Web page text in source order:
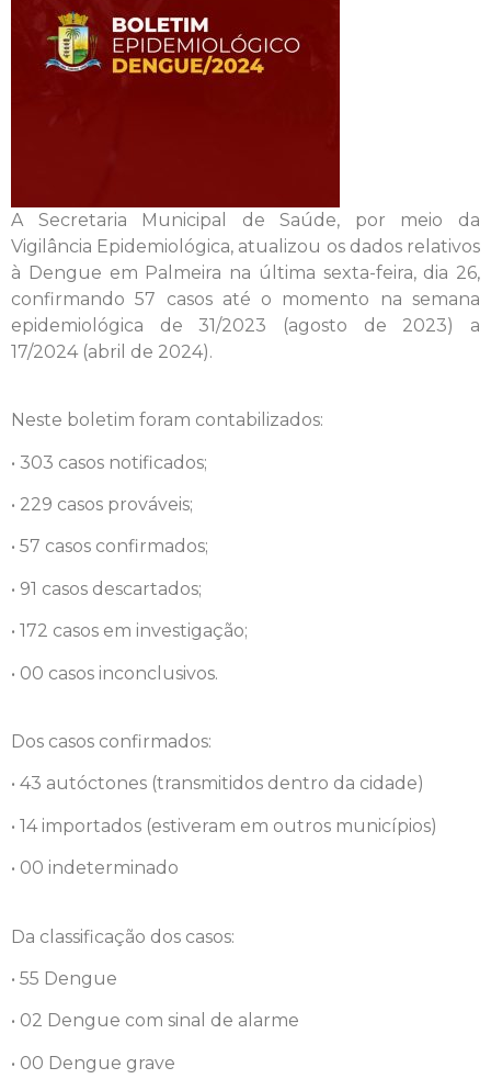
A Secretaria Municipal de Saúde, por meio da
Vigilância Epidemiológica, atualizou os dados relativos
à Dengue em Palmeira na última sexta-feira, dia 26,
confirmando 57 casos até o momento na semana
epidemiológica de 31/2023 (agosto de 2023) a
17/2024 (abril de 2024).
Neste boletim foram contabilizados:
• 303 casos notificados;
• 229 casos prováveis;
• 57 casos confirmados;
• 91 casos descartados;
• 172 casos em investigação;
• 00 casos inconclusivos.
Dos casos confirmados:
• 43 autóctones (transmitidos dentro da cidade)
• 14 importados (estiveram em outros municípios)
• 00 indeterminado
Da classificação dos casos:
• 55 Dengue
• 02 Dengue com sinal de alarme
• 00 Dengue grave